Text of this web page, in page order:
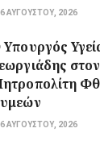
6 ΑΥΓΟΎΣΤΟΥ, 2026
Υπουργός
στον
6 ΑΥΓΟΎΣΤΟΥ, 2026